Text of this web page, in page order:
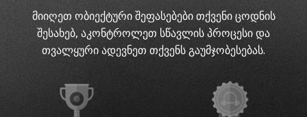
მიიღეთ ობიექტური შეფასებები თქვენი ცოდნის
შესახებ, აკონტროლეთ სწავლის პროცესი და
თვალყური ადევნეთ თქვენს გაუმჯობესებას.